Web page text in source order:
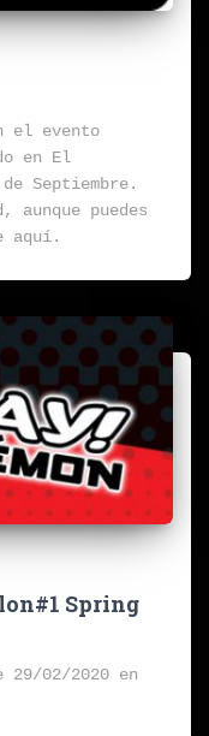
el evento
en El
Septiembre.
puedes
aquí.
Spring
29/02/2020 en